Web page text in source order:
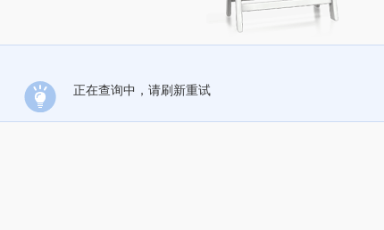
正在查询中，请刷新重试